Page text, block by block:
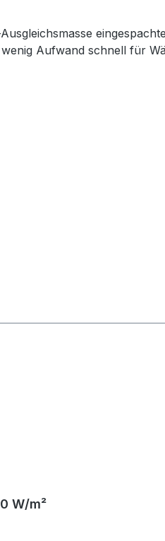
Aufwand schnell für
W/m²